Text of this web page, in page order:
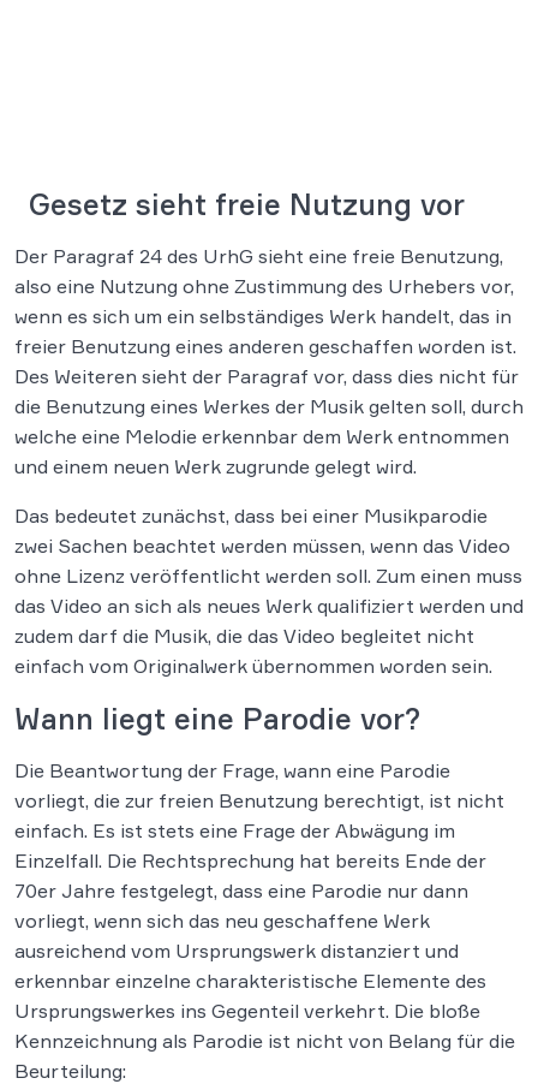
Gesetz sieht freie Nutzung vor
Der Paragraf 24 des UrhG sieht eine freie Benutzung,
also eine Nutzung ohne Zustimmung des Urhebers vor,
wenn es sich um ein selbständiges Werk handelt, das in
freier Benutzung eines anderen geschaffen worden ist.
Des Weiteren sieht der Paragraf vor, dass dies nicht für
die Benutzung eines Werkes der Musik gelten soll, durch
welche eine Melodie erkennbar dem Werk entnommen
und einem neuen Werk zugrunde gelegt wird.
Das bedeutet zunächst, dass bei einer Musikparodie
zwei Sachen beachtet werden müssen, wenn das Video
ohne Lizenz veröffentlicht werden soll. Zum einen muss
das Video an sich als neues Werk qualifiziert werden und
zudem darf die Musik, die das Video begleitet nicht
einfach vom Originalwerk übernommen worden sein.
Wann liegt eine Parodie vor?
Die Beantwortung der Frage, wann eine Parodie
vorliegt, die zur freien Benutzung berechtigt, ist nicht
einfach. Es ist stets eine Frage der Abwägung im
Einzelfall. Die Rechtsprechung hat bereits Ende der
70er Jahre festgelegt, dass eine Parodie nur dann
vorliegt, wenn sich das neu geschaffene Werk
ausreichend vom Ursprungswerk distanziert und
erkennbar einzelne charakteristische Elemente des
Ursprungswerkes ins Gegenteil verkehrt. Die bloße
Kennzeichnung als Parodie ist nicht von Belang für die
Beurteilung: